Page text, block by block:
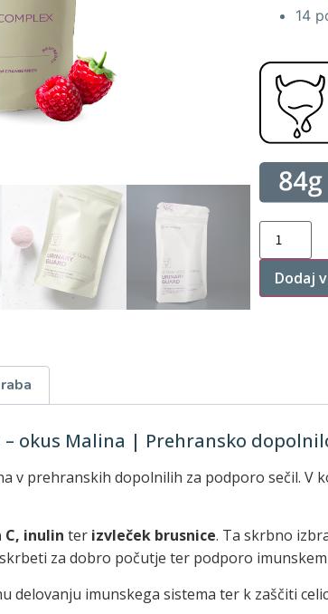
14
Dodaj
okus Malina | Prehransko
v prehranskih dopolnilih za podporo sečil.
inulin ter izvleček brusnice. Ta skrbno
za dobro počutje ter podporo
delovanju imunskega sistema ter k zaščiti